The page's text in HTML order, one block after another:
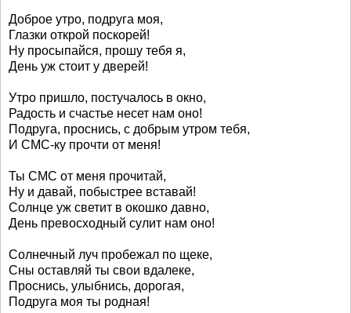
Доброе утро, подруга моя,
Глазки открой поскорей!
Ну просыпайся, прошу тебя я,
День уж стоит у дверей!
Утро пришло, постучалось в окно,
Радость и счастье несет нам оно!
Подруга, проснись, с добрым утром тебя,
И СМС-ку прочти от меня!
Ты СМС от меня прочитай,
Ну и давай, побыстрее вставай!
Солнце уж светит в окошко давно,
День превосходный сулит нам оно!
Солнечный луч пробежал по щеке,
Сны оставляй ты свои вдалеке,
Проснись, улыбнись, дорогая,
Подруга моя ты родная!